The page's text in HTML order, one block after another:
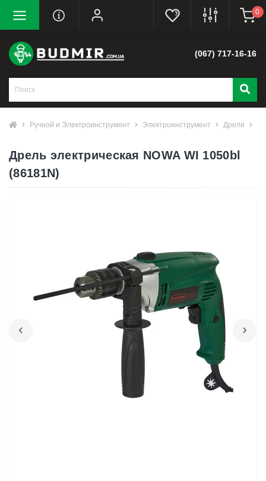
0
(067) 717-16-16
Ручной и Электроинструмент Электроинструмент Дрели
Дрель электрическая NOWA WI 1050bl
(86181N)
‹ ›